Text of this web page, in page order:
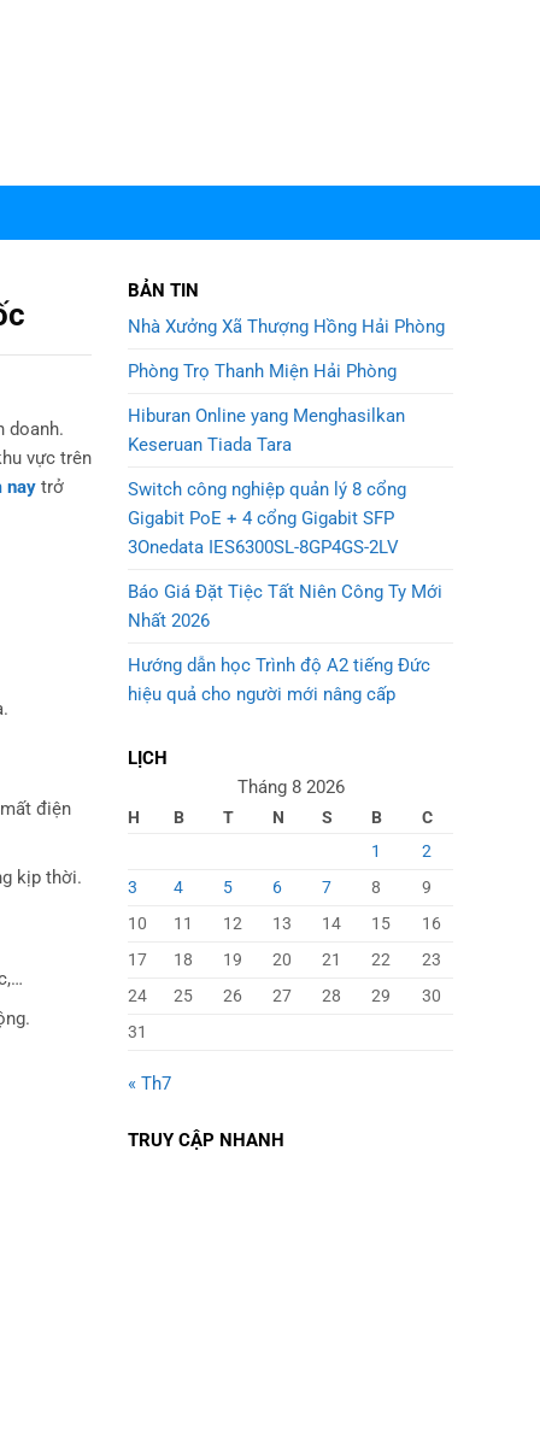
doanh.
vực trên
nay trở
điện
kịp thời.
BẢN TIN
Nhà Xưởng Xã Thượng Hồng Hải Phòng
Phòng Trọ Thanh Miện Hải Phòng
Hiburan Online yang Menghasilkan
Keseruan Tiada Tara
Switch công nghiệp quản lý 8 cổng
Gigabit PoE + 4 cổng Gigabit SFP
3Onedata IES6300SL-8GP4GS-2LV
Báo Giá Đặt Tiệc Tất Niên Công Ty Mới
Nhất 2026
Hướng dẫn học Trình độ A2 tiếng Đức
hiệu quả cho người mới nâng cấp
LỊCH
Tháng 8 2026
H B T N S B
C
1
2
3
4 5 6 7 8
9
10
11 12 13 14 15
16
17
18 19 20 21 22
23
24
25 26 27 28 29
30
31
« Th7
TRUY CẬP NHANH